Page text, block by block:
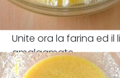
Unite ora la farina ed
amalgamate.